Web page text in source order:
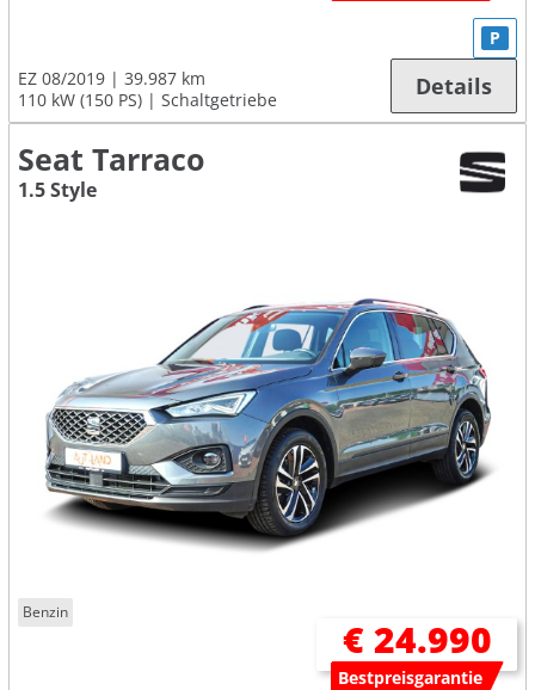
EZ 08/2019
39.987 km
110 kW (150 PS)
Schaltgetriebe
P
Details
Seat Tarraco
1.5 Style
Benzin
€ 24.990
Bestpreisgarantie